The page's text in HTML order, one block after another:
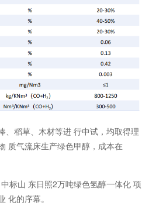
、稻草、木材等进 行中试，均取得理
质气流床生产绿色甲醇，成本在
标山 东日照2万吨绿色氢醇一体化 项
化的序幕。